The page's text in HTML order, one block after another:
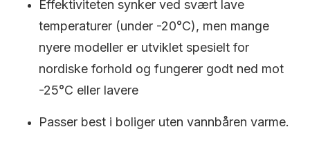
Effektiviteten synker ved svært lave
temperaturer (under -20°C), men mange
nyere modeller er utviklet spesielt for
nordiske forhold og fungerer godt ned mot
-25°C eller lavere
Passer best i boliger uten vannbåren varme.